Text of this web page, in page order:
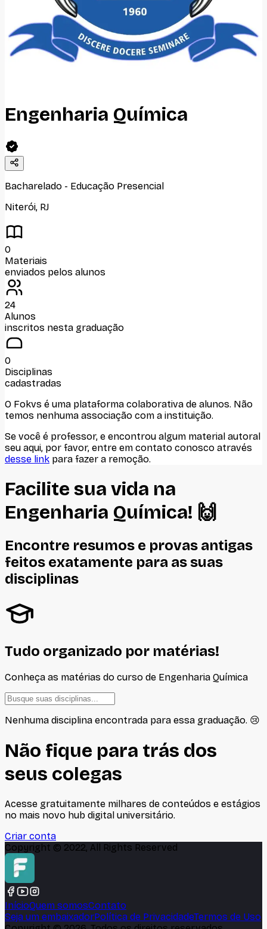
Engenharia Química
Bacharelado - Educação Presencial
Niterói, RJ
0
Materiais
enviados pelos alunos
24
Alunos
inscritos nesta graduação
0
Disciplinas
cadastradas
O Fokvs é uma plataforma colaborativa de alunos. Não
temos nenhuma associação com a instituição.
Se você é professor, e encontrou algum material autoral
seu aqui, por favor, entre em contato conosco através
desse link para fazer a remoção.
Facilite sua vida na
Engenharia Química! 🙌
Encontre resumos e provas antigas
feitos exatamente para as suas
disciplinas
Tudo organizado por matérias!
Conheça as matérias do curso de Engenharia Química
Nenhuma disciplina encontrada para essa graduação. 😢
Não fique para trás dos
seus colegas
Acesse gratuitamente milhares de conteúdos e estágios
no mais novo hub digital universitário.
Criar conta
Copyright © 2022, All Rights Reserved
InícioQuem somosContato
Seja um embaixadorPolítica de PrivacidadeTermos de Uso